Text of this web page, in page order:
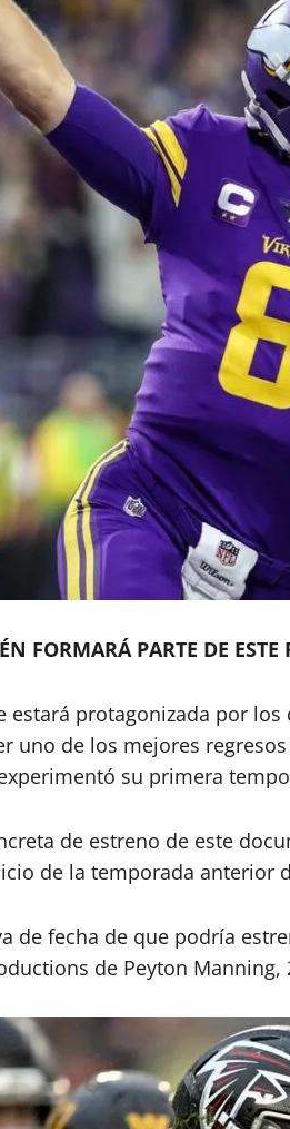
FORMARÁ PARTE DE ESTE
estará protagonizada por
uno de los mejores
su primera
de estreno de este
de la temporada anterior
de fecha de que podría
de Peyton